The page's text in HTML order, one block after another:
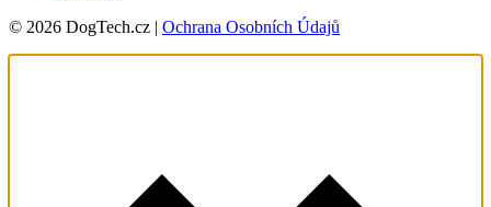
© 2026 DogTech.cz | Ochrana Osobních Údajů